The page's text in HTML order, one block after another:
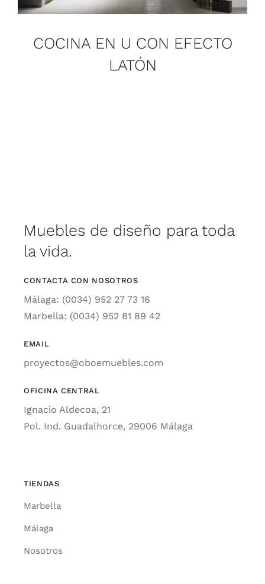
COCINA EN U CON EFECTO
LATÓN
Muebles de diseño para toda
la vida.
CONTACTA CON NOSOTROS
Málaga: (0034) 952 27 73 16
Marbella: (0034) 952 81 89 42
EMAIL
proyectos@oboemuebles.com
OFICINA CENTRAL
Ignacio Aldecoa, 21
Pol. Ind. Guadalhorce, 29006 Málaga
TIENDAS
Marbella
Málaga
Nosotros